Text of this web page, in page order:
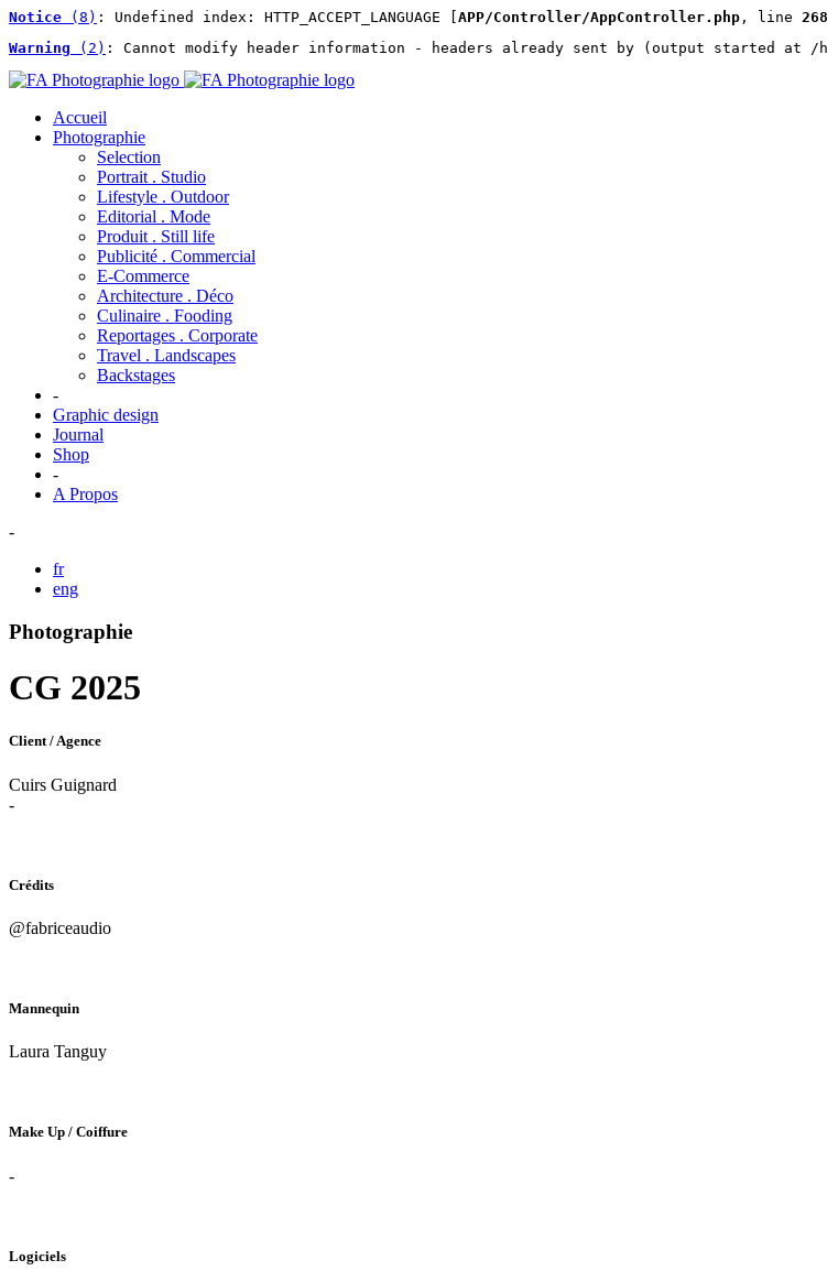
Notice (8) : Undefined index: HTTP_ACCEPT_LANGUAGE [ APP/Controller/AppController.php , line 268
Warning (2) : Cannot modify header information - headers already sent by (output started at /
Accueil
Photographie
Selection
Portrait . Studio
Lifestyle . Outdoor
Editorial . Mode
Produit . Still life
Publicité . Commercial
E-Commerce
Architecture . Déco
Culinaire . Fooding
Reportages . Corporate
Travel . Landscapes
Backstages
-
Graphic design
Journal
Shop
-
A Propos
-
fr
eng
Photographie
CG 2025
Client / Agence
Cuirs Guignard
-
Crédits
@fabriceaudio
Mannequin
Laura Tanguy
Make Up / Coiffure
-
Logiciels